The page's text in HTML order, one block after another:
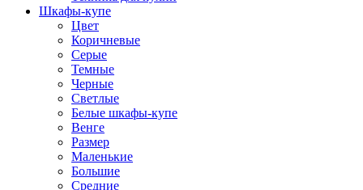
Шкафы-купе
Цвет
Коричневые
Серые
Темные
Черные
Светлые
Белые шкафы-купе
Венге
Размер
Маленькие
Большие
Средние